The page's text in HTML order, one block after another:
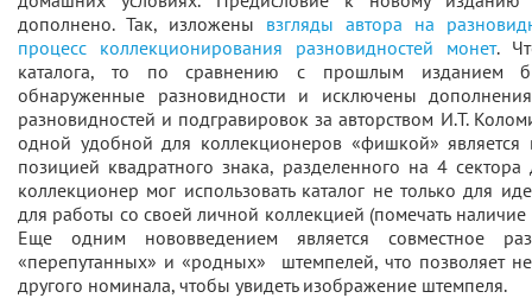
дополнено. Так, изложены взгляды автора на
процесс коллекционирования разновидностей монет.
каталога, то по сравнению с прошлым изданием
обнаруженные разновидности и исключены
разновидностей и подгравировок за авторством И.Т.
одной удобной для коллекционеров «фишкой»
позицией квадратного знака, разделенного на 4
коллекционер мог использовать каталог не только для
для работы со своей личной коллекцией (помечать
Еще одним нововведением является совместное
«перепутанных» и «родных» штемпелей, что позволяет
другого номинала, чтобы увидеть изображение штемпеля.